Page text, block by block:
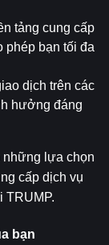
tảng cung cấp
phép bạn tối đa
dịch trên các
hưởng đáng
những lựa chọn
cấp dịch vụ
TRUMP.
bạn